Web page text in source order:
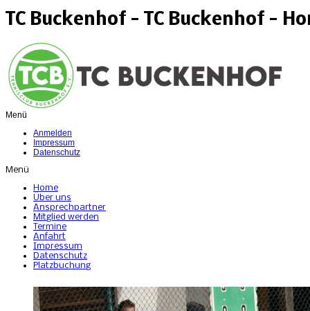
TC Buckenhof - TC Buckenhof -
Menü
Anmelden
Impressum
Datenschutz
Menü
Home
Über uns
Ansprechpartner
Mitglied werden
Termine
Anfahrt
Impressum
Datenschutz
Platzbuchung